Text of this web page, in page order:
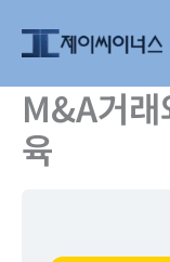
로 M&A거
육